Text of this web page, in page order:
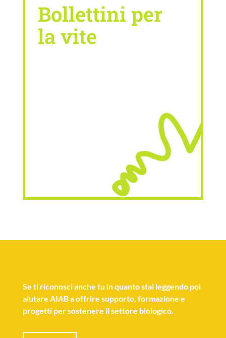
Bollettini per
la vite
Se ti riconosci anche tu in quanto stai leggendo poi
aiutare AIAB a offrire supporto, formazione e
progetti per sostenere il settore biologico.